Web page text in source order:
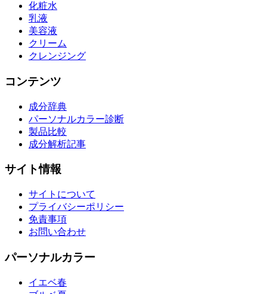
化粧水
乳液
美容液
クリーム
クレンジング
コンテンツ
成分辞典
パーソナルカラー診断
製品比較
成分解析記事
サイト情報
サイトについて
プライバシーポリシー
免責事項
お問い合わせ
パーソナルカラー
イエベ春